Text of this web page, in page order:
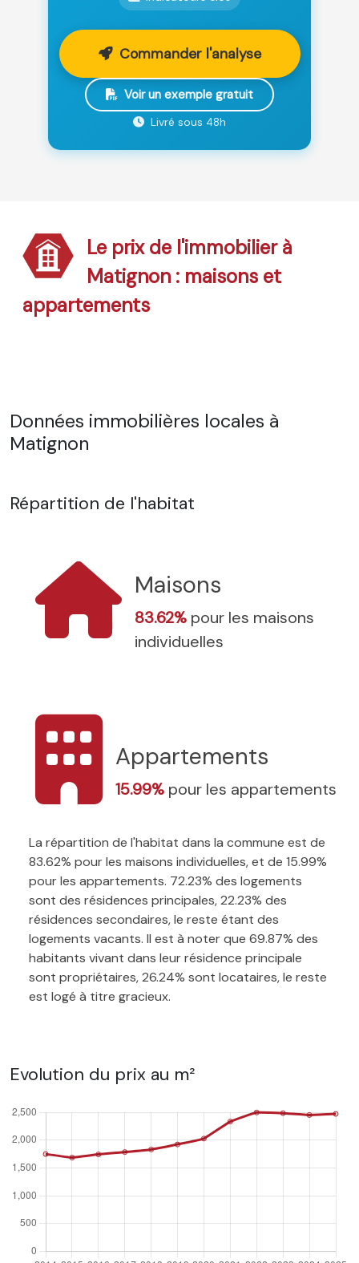
Commander l'analyse
Voir un exemple gratuit
Livré sous 48h
Le prix de l'immobilier à
Matignon : maisons et
appartements
Données immobilières locales à
Matignon
Répartition de l'habitat
Maisons
83.62% pour les maisons
individuelles
Appartements
15.99% pour les appartements
La répartition de l'habitat dans la commune est de
83.62% pour les maisons individuelles, et de 15.99%
pour les appartements. 72.23% des logements
sont des résidences principales, 22.23% des
résidences secondaires, le reste étant des
logements vacants. Il est à noter que 69.87% des
habitants vivant dans leur résidence principale
sont propriétaires, 26.24% sont locataires, le reste
est logé à titre gracieux.
Evolution du prix au m²